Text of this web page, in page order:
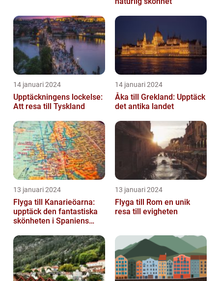
14 januari 2024
Upptäckningens lockelse:
Att resa till Tyskland
14 januari 2024
Åka till Grekland: Upptäck
det antika landet
13 januari 2024
Flyga till Kanarieöarna:
upptäck den fantastiska
skönheten i Spaniens
13 januari 2024
Flyga till Rom en unik
resa till evigheten